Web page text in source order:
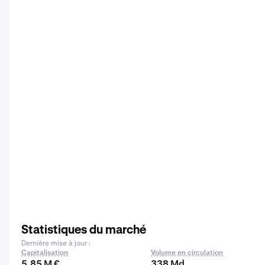
Statistiques du marché
Dernière mise à jour :
Capitalisation
Volume en circulation